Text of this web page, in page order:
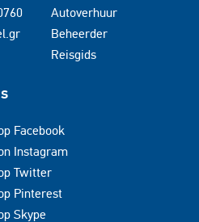
Autoverhuur
Beheerder
Reisgids
Facebook
Instagram
Twitter
Pinterest
Skype